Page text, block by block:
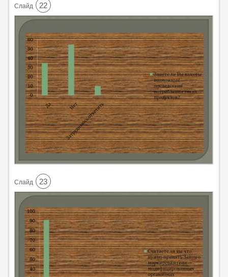
Cлайд 22
Cлайд 23